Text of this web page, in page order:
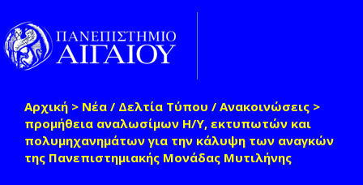
Παράκαμψη προς το κυρίως περιεχόμενο
Είστε εδώ
Αρχική > Νέα / Δελτία Τύπου / Ανακοινώσεις >
προμήθεια αναλωσίμων Η/Υ, εκτυπωτών και
πολυμηχανημάτων για την κάλυψη των αναγκών
της Πανεπιστημιακής Μονάδας Μυτιλήνης